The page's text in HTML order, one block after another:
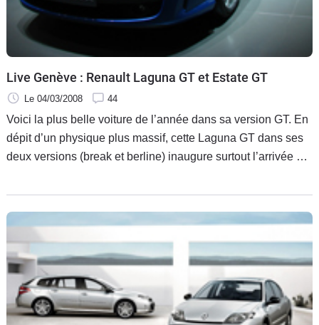
Live Genève : Renault Laguna GT et Estate GT
Le 04/03/2008 44
Voici la plus belle voiture de l’année dans sa version GT. En
dépit d’un physique plus massif, cette Laguna GT dans ses
deux versions (break et berline) inaugure surtout l’arrivée du